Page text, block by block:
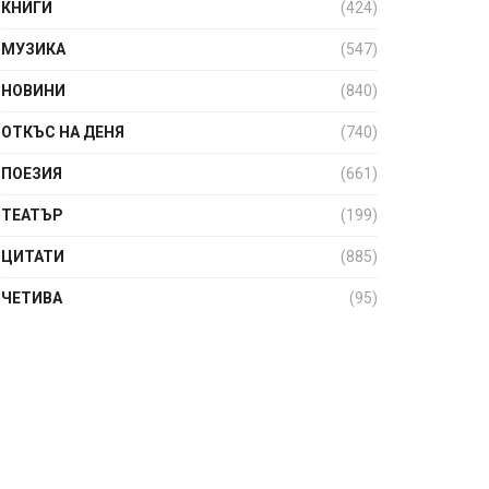
КНИГИ (424)
МУЗИКА (547)
НОВИНИ (840)
ОТКЪС НА ДЕНЯ (740)
ПОЕЗИЯ (661)
ТЕАТЪР (199)
ЦИТАТИ (885)
ЧЕТИВА (95)